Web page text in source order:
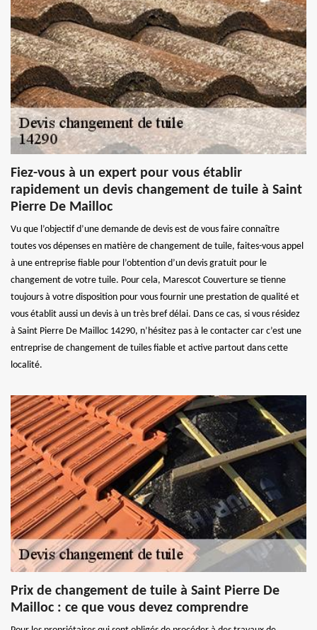
Fiez-vous à un expert pour vous établir
rapidement un devis changement de tuile à Saint
Pierre De Mailloc
Vu que l’objectif d’une demande de devis est de vous faire connaître
toutes vos dépenses en matière de changement de tuile, faites-vous appel
à une entreprise fiable pour l’obtention d’un devis gratuit pour le
changement de votre tuile. Pour cela, Marescot Couverture se tienne
toujours à votre disposition pour vous fournir une prestation de qualité et
vous établit aussi un devis à un très bref délai. Dans ce cas, si vous résidez
à Saint Pierre De Mailloc 14290, n’hésitez pas à le contacter car c’est une
entreprise de changement de tuiles fiable et active partout dans cette
localité.
Prix de changement de tuile à Saint Pierre De
Mailloc : ce que vous devez comprendre